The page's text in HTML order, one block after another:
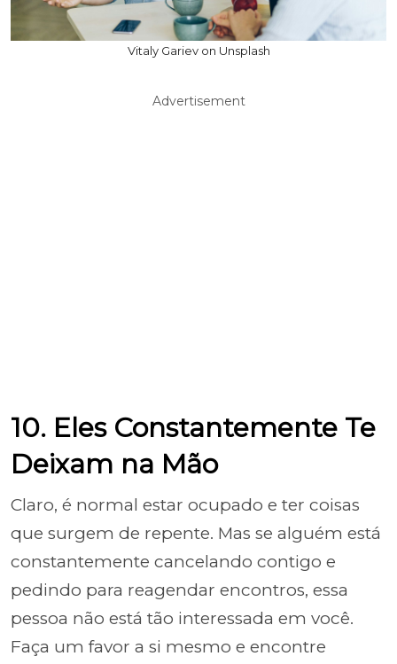
Vitaly Gariev on Unsplash
Advertisement
10. Eles Constantemente Te
Deixam na Mão
Claro, é normal estar ocupado e ter coisas
que surgem de repente. Mas se alguém está
constantemente cancelando contigo e
pedindo para reagendar encontros, essa
pessoa não está tão interessada em você.
Faça um favor a si mesmo e encontre